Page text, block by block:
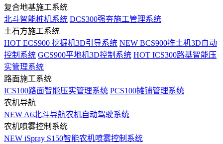
复合地基施工系统
北斗智能桩机系统 DCS300强夯施工管理系统
土石方施工系统
HOT ECS900 挖掘机3D引导系统 NEW BCS900推土机3D自动
控制系统 GCS900平地机3D控制系统 HOT ICS300路基智能压
实管理系统
路面施工系统
ICS100路面智能压实管理系统 PCS100摊铺管理系统
农机导航
NEW A6北斗导航农机自动驾驶系统
农机喷雾控制系统
NEW iSpray S150智能农机喷雾控制系统